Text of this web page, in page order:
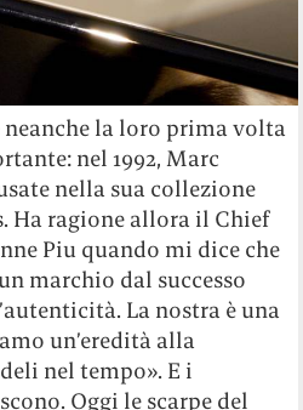
la loro prima volta
nel 1992, Marc
nella sua collezione
Ha ragione allora il Chief
Piu quando mi dice che
marchio dal successo
La nostra è una
un’eredità alla
nel tempo». E i
Oggi le scarpe del